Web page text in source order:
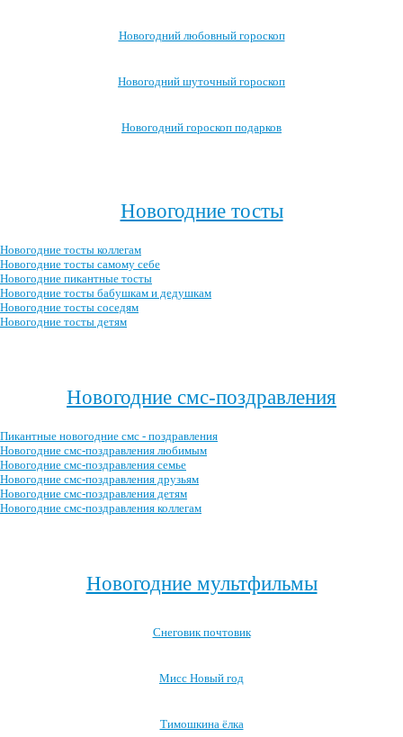
Новогодний любовный гороскоп
Новогодний шуточный гороскоп
Новогодний гороскоп подарков
Новогодние тосты
Новогодние тосты коллегам
Новогодние тосты самому себе
Новогодние пикантные тосты
Новогодние тосты бабушкам и дедушкам
Новогодние тосты соседям
Новогодние тосты детям
Новогодние смс-поздравления
Пикантные новогодние смс - поздравления
Новогодние смс-поздравления любимым
Новогодние смс-поздравления семье
Новогодние смс-поздравления друзьям
Новогодние смс-поздравления детям
Новогодние смс-поздравления коллегам
Новогодние мультфильмы
Снеговик почтовик
Мисс Новый год
Тимошкина ёлка